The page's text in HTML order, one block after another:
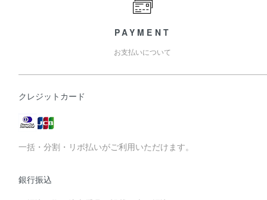
PAYMENT
お支払いについて
クレジットカード
一括・分割・リボ払いがご利用いただけます。
銀行振込